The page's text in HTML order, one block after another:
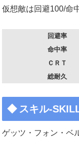
仮想敵は回避100/命
回避率
命中率
ＣＲＴ
総耐久
スキル-
ゲッツ・フォン・ベ